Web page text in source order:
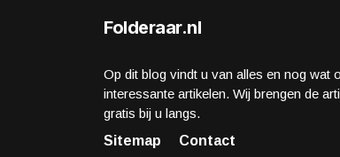
Folderaar.nl
Op dit blog vindt u van alles en nog wat
interessante artikelen. Wij brengen de
gratis bij u langs.
Sitemap
Contact